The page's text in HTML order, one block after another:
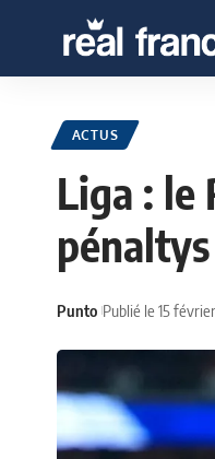
ACTUS
Liga : le
Punto Publié le 15